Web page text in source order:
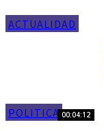
ACTUALIDAD
POLITICA 00:04:12